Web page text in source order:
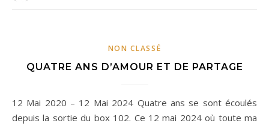
NON CLASSÉ
QUATRE ANS D’AMOUR ET DE PARTAGE
12 Mai 2020 – 12 Mai 2024 Quatre ans se sont écoulés
depuis la sortie du box 102. Ce 12 mai 2024 où toute ma